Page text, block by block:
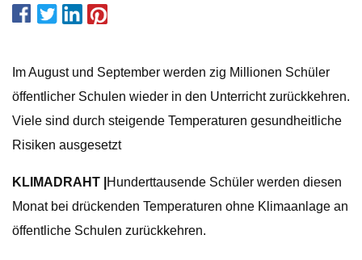
Im August und September werden zig Millionen Schüler
öffentlicher Schulen wieder in den Unterricht zurückkehren.
Viele sind durch steigende Temperaturen gesundheitliche
Risiken ausgesetzt
KLIMADRAHT | Hunderttausende Schüler werden diesen
Monat bei drückenden Temperaturen ohne Klimaanlage an
öffentliche Schulen zurückkehren.